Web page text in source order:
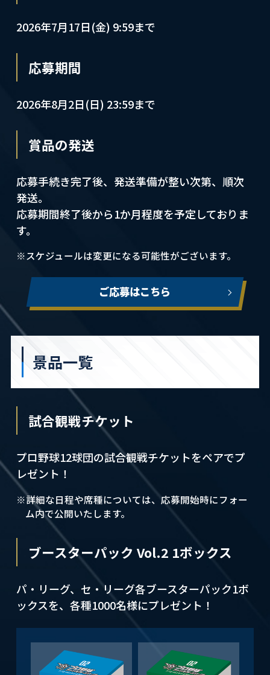
2026年7月17日(金) 9:59まで
応募期間
2026年8月2日(日) 23:59まで
賞品の発送
応募手続き完了後、発送準備が整い次第、順次
発送。
応募期間終了後から1か月程度を予定しておりま
す。
※スケジュールは変更になる可能性がございます。
ご応募はこちら
景品一覧
試合観戦チケット
プロ野球12球団の試合観戦チケットをペアでプ
レゼント！
※詳細な日程や席種については、応募開始時にフォー
ム内で公開いたします。
ブースターパック Vol.2 1ボックス
パ・リーグ、セ・リーグ各ブースターパック1ボ
ックスを、各種1000名様にプレゼント！